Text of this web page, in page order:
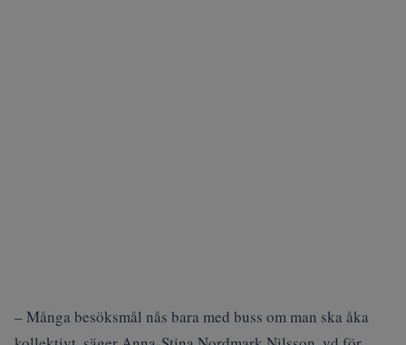
– Många besöksmål nås bara med buss om man ska åka